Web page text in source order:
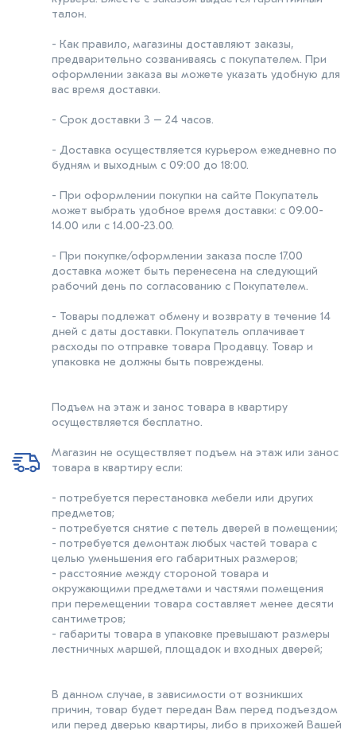
талон.
- Как правило, магазины доставляют заказы,
предварительно созваниваясь с покупателем. При
оформлении заказа вы можете указать удобную для
вас время доставки.
- Срок доставки 3 – 24 часов.
- Доставка осуществляется курьером ежедневно по
будням и выходным с 09:00 до 18:00.
- При оформлении покупки на сайте Покупатель
может выбрать удобное время доставки: с 09.00-
14.00 или с 14.00-23.00.
- При покупке/оформлении заказа после 17.00
доставка может быть перенесена на следующий
рабочий день по согласованию с Покупателем.
- Товары подлежат обмену и возврату в течение 14
дней с даты доставки. Покупатель оплачивает
расходы по отправке товара Продавцу. Товар и
упаковка не должны быть повреждены.
Подъем на этаж и занос товара в квартиру
осуществляется бесплатно.
Магазин не осуществляет подъем на этаж или занос
товара в квартиру если:
- потребуется перестановка мебели или других
предметов;
- потребуется снятие с петель дверей в помещении;
- потребуется демонтаж любых частей товара с
целью уменьшения его габаритных размеров;
- расстояние между стороной товара и
окружающими предметами и частями помещения
при перемещении товара составляет менее десяти
сантиметров;
- габариты товара в упаковке превышают размеры
лестничных маршей, площадок и входных дверей;
В данном случае, в зависимости от возникших
причин, товар будет передан Вам перед подъездом
или перед дверью квартиры, либо в прихожей Вашей